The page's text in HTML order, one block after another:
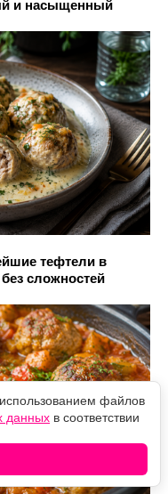
и насыщенный
тефтели в
сложностей
файлов
данных в соответствии